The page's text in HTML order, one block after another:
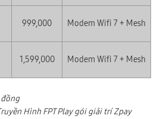
999,000 Modem Wifi 7 + Mesh
1,599,000 Modem Wifi 7 + Mesh
Hình FPT Play gói giải trí Zpay